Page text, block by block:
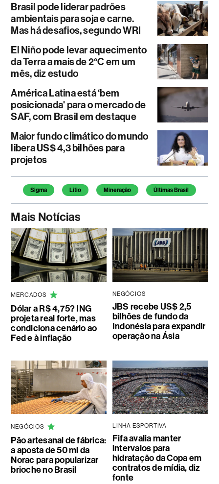
Brasil pode liderar padrões
ambientais para soja e carne.
Mas há desafios, segundo WRI
El Niño pode levar aquecimento
da Terra a mais de 2°C em um
mês, diz estudo
América Latina está ‘bem
posicionada' para o mercado de
SAF, com Brasil em destaque
Maior fundo climático do mundo
libera US$ 4,3 bilhões para
projetos
Temas deste artigo
Sigma Litio Mineração Últimas Brasil
Mais Notícias
MERCADOS
Dólar a R$ 4,75? ING
projeta real forte, mas
condiciona cenário ao
Fed e à inflação
NEGÓCIOS
JBS recebe US$ 2,5
bilhões de fundo da
Indonésia para expandir
operação na Ásia
NEGÓCIOS
Pão artesanal de fábrica:
a aposta de 50 mi da
Norac para popularizar
brioche no Brasil
LINHA ESPORTIVA
Fifa avalia manter
intervalos para
hidratação da Copa em
contratos de mídia, diz
fonte